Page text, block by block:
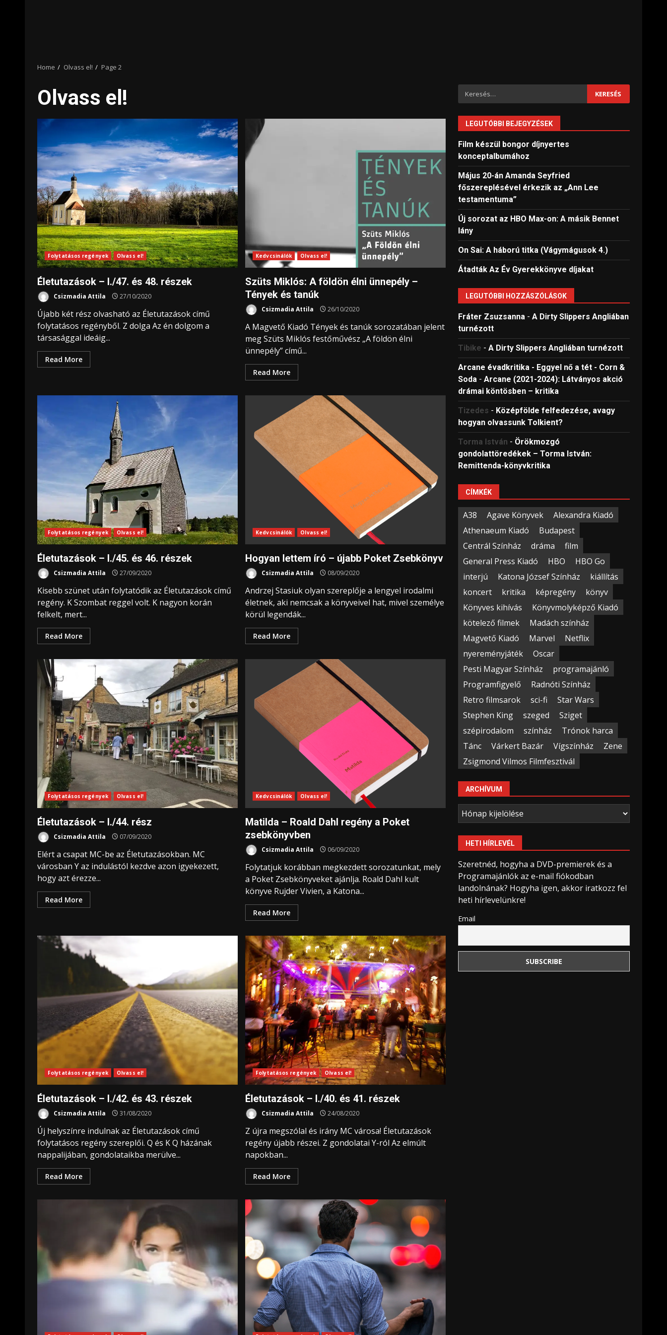
Home Olvass el! Page 2
Olvass el!
Folytatásos regények Olvass el!
Életutazások – I./47. és 48. részek
Csizmadia Attila 27/10/2020
Újabb két rész olvasható az Életutazások című
folytatásos regényből. Z dolga Az én dolgom a
társasággal ideáig...
Read More
Kedvcsinálók Olvass el!
Szüts Miklós: A földön élni ünnepély –
Tények és tanúk
Csizmadia Attila 26/10/2020
A Magvető Kiadó Tények és tanúk sorozatában jelent
meg Szüts Miklós festőművész „A földön élni
ünnepély” című...
Read More
Folytatásos regények Olvass el!
Életutazások – I./45. és 46. részek
Csizmadia Attila 27/09/2020
Kisebb szünet után folytatódik az Életutazások című
regény. K Szombat reggel volt. K nagyon korán
felkelt, mert...
Read More
Kedvcsinálók Olvass el!
Hogyan lettem író – újabb Poket Zsebkönyv
Csizmadia Attila 08/09/2020
Andrzej Stasiuk olyan szereplője a lengyel irodalmi
életnek, aki nemcsak a könyveivel hat, mivel személye
körül legendák...
Read More
Folytatásos regények Olvass el!
Életutazások – I./44. rész
Csizmadia Attila 07/09/2020
Elért a csapat MC-be az Életutazásokban. MC
városban Y az indulástól kezdve azon igyekezett,
hogy azt érezze...
Read More
Kedvcsinálók Olvass el!
Matilda – Roald Dahl regény a Poket
zsebkönyvben
Csizmadia Attila 06/09/2020
Folytatjuk korábban megkezdett sorozatunkat, mely
a Poket Zsebkönyveket ajánlja. Roald Dahl kult
könyve Rujder Vivien, a Katona...
Read More
Folytatásos regények Olvass el!
Életutazások – I./42. és 43. részek
Csizmadia Attila 31/08/2020
Új helyszínre indulnak az Életutazások című
folytatásos regény szereplői. Q és K Q házának
nappalijában, gondolataikba merülve...
Read More
Folytatásos regények Olvass el!
Életutazások – I./40. és 41. részek
Csizmadia Attila 24/08/2020
Z újra megszólal és irány MC városa! Életutazások
regény újabb részei. Z gondolatai Y-ról Az elmúlt
napokban...
Read More
Keresés:
LEGUTÓBBI BEJEGYZÉSEK
Film készül bongor díjnyertes
konceptalbumához
Május 20-án Amanda Seyfried
főszereplésével érkezik az „Ann Lee
testamentuma”
Új sorozat az HBO Max-on: A másik Bennet
lány
On Sai: A ​háború titka (Vágymágusok 4.)
Átadták Az Év Gyerekkönyve díjakat
LEGUTÓBBI HOZZÁSZÓLÁSOK
Fráter Zsuzsanna -A Dirty Slippers Angliában
turnézott
Tibike -A Dirty Slippers Angliában turnézott
Arcane évadkritika - Eggyel nő a tét - Corn &
Soda -Arcane (2021-2024): Látványos akció
drámai köntösben – kritika
Tizedes - Középfölde felfedezése, avagy
hogyan olvassunk Tolkient?
Torma István - Örökmozgó
gondolattöredékek – Torma István:
Remittenda-könyvkritika
CÍMKÉK
A38 Agave Könyvek
Alexandra Kiadó
Athenaeum Kiadó
Budapest
Centrál Színház
dráma
film
General Press Kiadó
HBO
HBO Go
interjú
Katona József Színház
kiállítás
koncert
kritika képregény
könyv
Könyves kihívás
Könyvmolyképző Kiadó
kötelező filmek
Madách színház
Magvető Kiadó
Marvel
Netflix
nyereményjáték
Oscar
Pesti Magyar Színház
programajánló
Programfigyelő
Radnóti Színház
Retro filmsarok
sci-fi
Star Wars
Stephen King
szeged
Sziget
szépirodalom
színház
Trónok harca
Tánc
Várkert Bazár Vígszínház
Zene
Zsigmond Vilmos Filmfesztivál
ARCHÍVUM
Archívum
HETI HÍRLEVÉL
Szeretnéd, hogyha a DVD-premierek és a
Programajánlók az e-mail fiókodban
landolnának? Hogyha igen, akkor iratkozz fel
heti hírlevelünkre!
Email